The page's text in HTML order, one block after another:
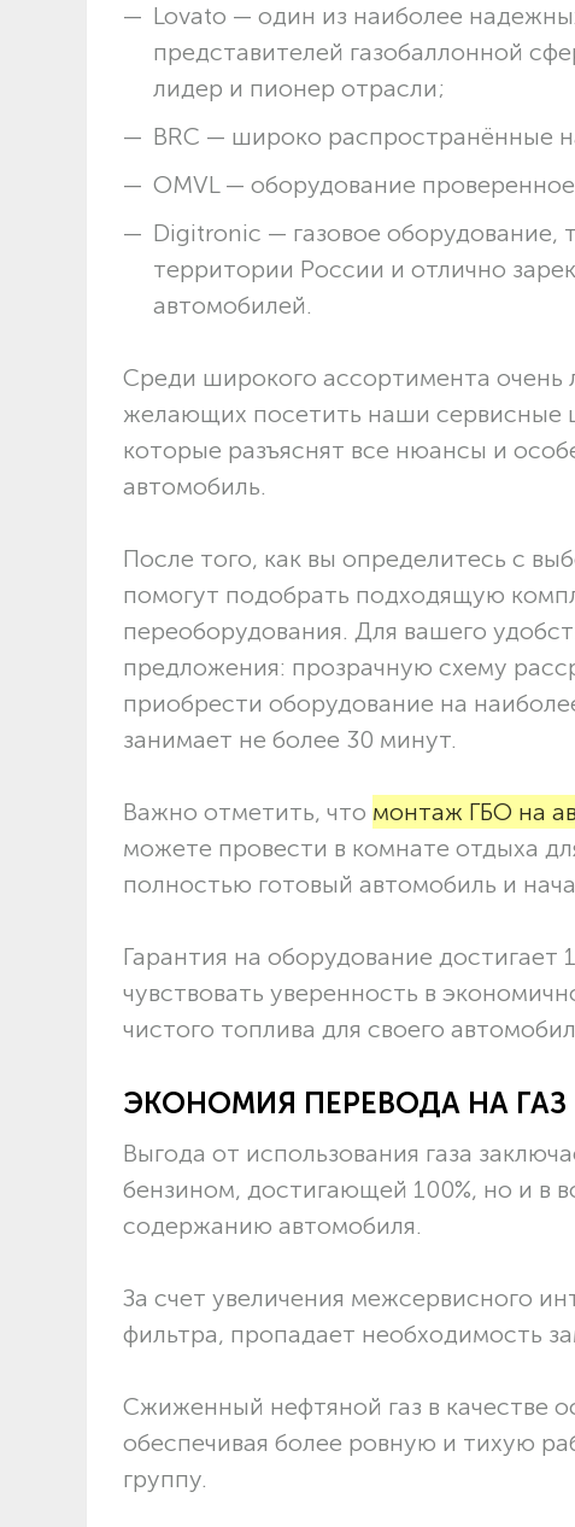
Lovato — один из наиболее
представителей газобаллонной
лидер и пионер отрасли;
BRC — широко распространённые
OMVL — оборудование
Digitronic — газовое
территории России и отлично
автомобилей.
Среди широкого ассортимента очень
желающих посетить наши сервисные
которые разъяснят все нюансы и
автомобиль.
После того, как вы определитесь с
помогут подобрать подходящую
переоборудования. Для вашего
предложения: прозрачную схему
приобрести оборудование на
занимает не более 30 минут.
Важно отметить, что монтаж ГБО на
можете провести в комнате отдыха
полностью готовый автомобиль и
Гарантия на оборудование
чувствовать уверенность в
чистого топлива для своего
ЭКОНОМИЯ ПЕРЕВОДА НА ГАЗ
Выгода от использования газа
бензином, достигающей 100%, но и в
содержанию автомобиля.
За счет увеличения межсервисного
фильтра, пропадает необходимость
Сжиженный нефтяной газ в качестве
обеспечивая более ровную и тихую
группу.